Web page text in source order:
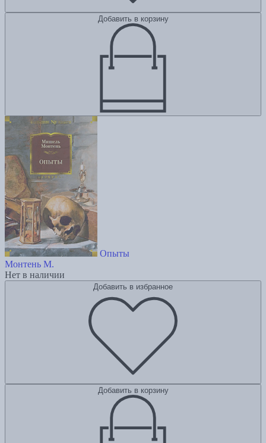
Добавить в корзину
Опыты
Монтень М.
Нет в наличии
Добавить в избранное
Добавить в корзину